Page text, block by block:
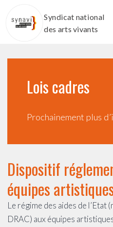
contenu
Syndicat national
des arts vivants
Lois cadres
Prochainement plus
Dispositif
équipes
Le régime des aides de l’Etat
DRAC) aux équipes